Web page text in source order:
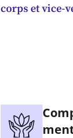
corps et vice-